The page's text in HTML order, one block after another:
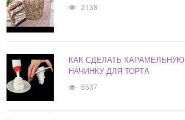
2138
КАК СДЕЛАТЬ КАРАМЕЛЬНУЮ
НАЧИНКУ ДЛЯ ТОРТА
6537